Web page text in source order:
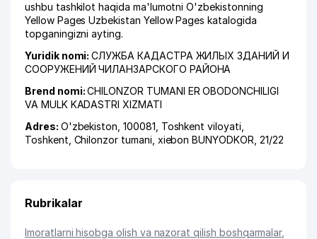
ushbu tashkilot haqida ma'lumotni O'zbekistonning
Yellow Pages Uzbekistan Yellow Pages katalogida
topganingizni ayting.
Yuridik nomi:СЛУЖБА КАДАСТРА ЖИЛЫХ ЗДАНИЙ И
СООРУЖЕНИЙ ЧИЛАНЗАРСКОГО РАЙОНА
Brend nomi:CHILONZOR TUMANI ER OBODONCHILIGI
VA MULK KADASTRI XIZMATI
Adres: O'zbekiston, 100081, Toshkent viloyati
Toshkent Chilonzor tumani xiеbon BUNYODKOR , 21/22
Rubrikalar
Imoratlarni hisobga olish va nazorat qilish boshqarmalar,